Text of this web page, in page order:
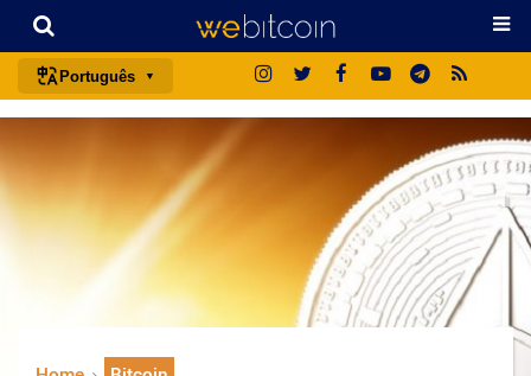
Português
français
italiano